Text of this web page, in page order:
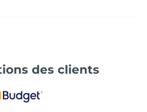
des clients